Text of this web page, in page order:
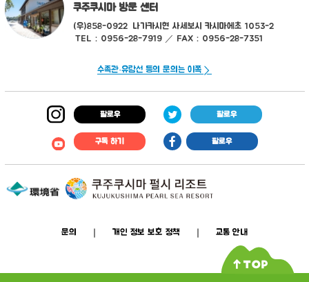
쿠주쿠시마 방문 센터
(우)858-0922
나가카시현 사세보시 카시마에초 1053-2
TEL：0956-28-7919 ／ FAX：0956-28-7351
수족관·유람선 등의 문의는 이쪽
팔로우 팔로우
구독 하기 팔로우
문의 개인 정보 보호 정책 교통 안내